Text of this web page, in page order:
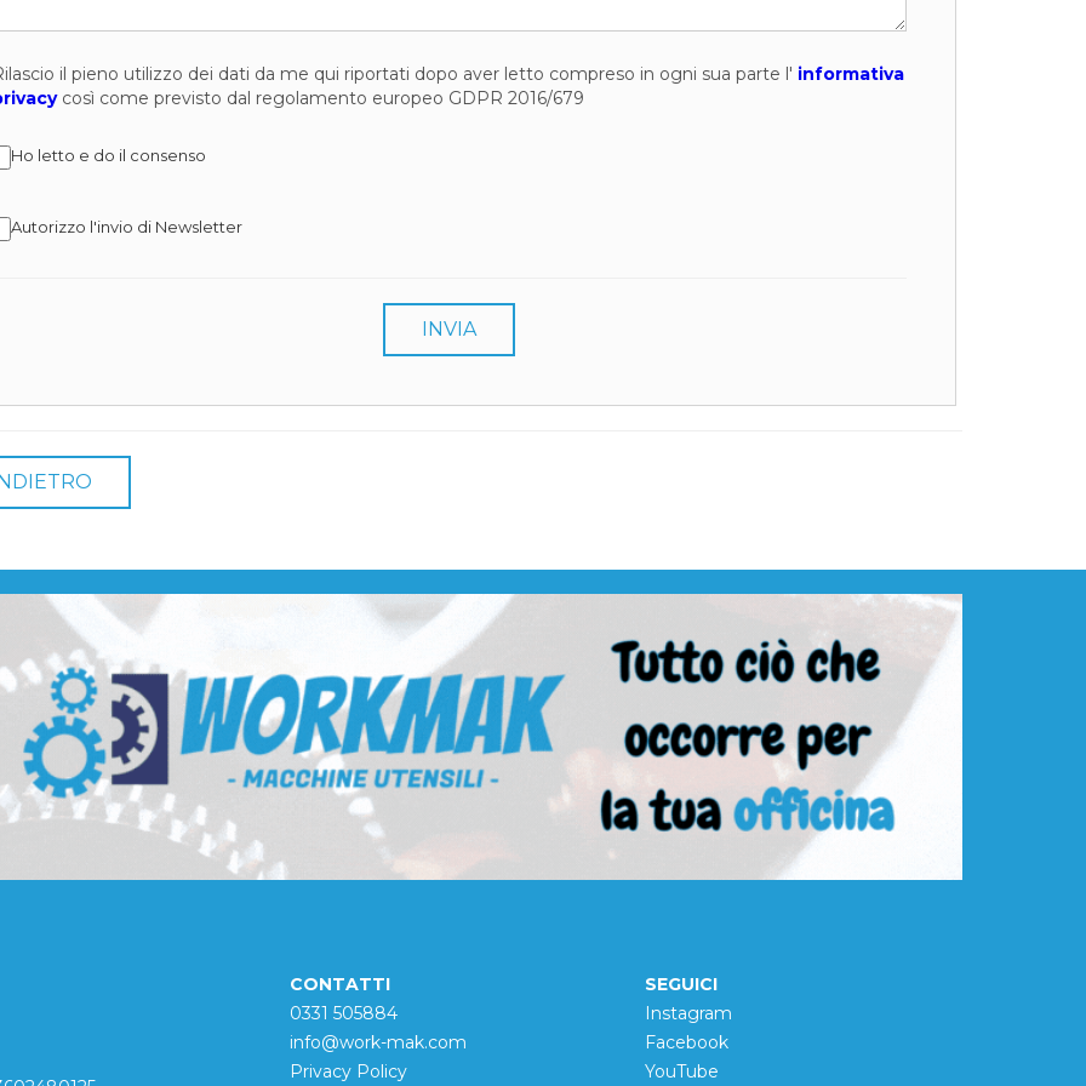
il pieno utilizzo dei dati da me qui riportati dopo aver letto compreso in ogni sua parte l' informativa
così come previsto dal regolamento europeo GDPR 2016/679
Ho letto e do il consenso
Autorizzo l'invio di Newsletter
INVIA
CONTATTI
0331 505884
info@work-mak.com
Privacy Policy
SEGUICI
Instagram
Facebook
YouTube